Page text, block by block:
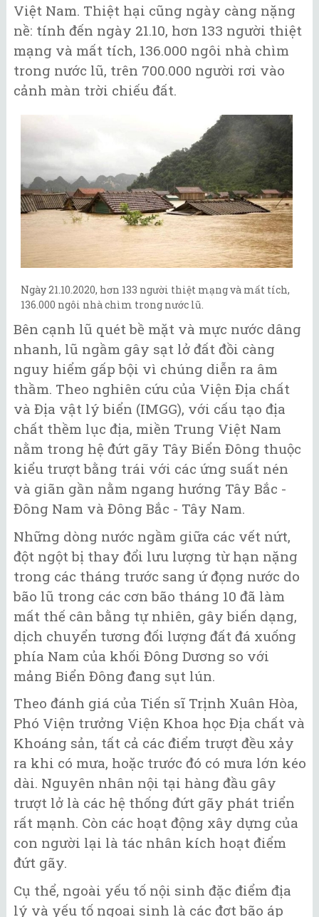
Việt Nam. Thiệt hại cũng ngày càng nặng
nề: tính đến ngày 21.10, hơn 133 người thiệt
mạng và mất tích, 136.000 ngôi nhà chìm
trong nước lũ, trên 700.000 người rơi vào
cảnh màn trời chiếu đất.
Ngày 21.10.2020, hơn 133 người thiệt mạng và mất tích,
136.000 ngôi nhà chìm trong nước lũ.
Bên cạnh lũ quét bề mặt và mực nước dâng
nhanh, lũ ngầm gây sạt lở đất đồi càng
nguy hiểm gấp bội vì chúng diễn ra âm
thầm. Theo nghiên cứu của Viện Địa chất
và Địa vật lý biển (IMGG), với cấu tạo địa
chất thềm lục địa, miền Trung Việt Nam
nằm trong hệ đứt gãy Tây Biển Đông thuộc
kiểu trượt bằng trái với các ứng suất nén
và giãn gần nằm ngang hướng Tây Bắc -
Đông Nam và Đông Bắc - Tây Nam.
Những dòng nước ngầm giữa các vết nứt,
đột ngột bị thay đổi lưu lượng từ hạn nặng
trong các tháng trước sang ứ đọng nước do
bão lũ trong các cơn bão tháng 10 đã làm
mất thế cân bằng tự nhiên, gây biến dạng,
dịch chuyển tương đối lượng đất đá xuống
phía Nam của khối Đông Dương so với
mảng Biển Đông đang sụt lún.
Theo đánh giá của Tiến sĩ Trịnh Xuân Hòa,
Phó Viện trưởng Viện Khoa học Địa chất và
Khoáng sản, tất cả các điểm trượt đều xảy
ra khi có mưa, hoặc trước đó có mưa lớn kéo
dài. Nguyên nhân nội tại hàng đầu gây
trượt lở là các hệ thống đứt gãy phát triển
rất mạnh. Còn các hoạt động xây dựng của
con người lại là tác nhân kích hoạt điểm
đứt gãy.
Cụ thể, ngoài yếu tố nội sinh đặc điểm địa
lý và yếu tố ngoại sinh là các đợt bão áp